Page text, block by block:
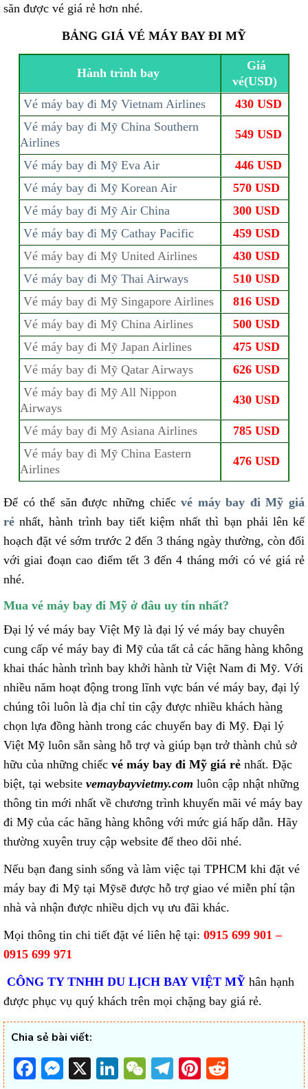
săn được vé giá rẻ hơn nhé.
BẢNG GIÁ VÉ MÁY BAY ĐI MỸ
Hành trình bay
Giá
vé(USD)
Vé máy bay đi Mỹ Vietnam Airlines
430 USD
Vé máy bay đi Mỹ China Southern
Airlines
549 USD
Vé máy bay đi Mỹ Eva Air
446 USD
Vé máy bay đi Mỹ Korean Air
570 USD
Vé máy bay đi Mỹ Air China
300 USD
Vé máy bay đi Mỹ Cathay Pacific
459 USD
Vé máy bay đi Mỹ United Airlines
430 USD
Vé máy bay đi Mỹ Thai Airways
510 USD
Vé máy bay đi Mỹ Singapore Airlines
816 USD
Vé máy bay đi Mỹ China Airlines
500 USD
Vé máy bay đi Mỹ Japan Airlines
475 USD
Vé máy bay đi Mỹ Qatar Airways
626 USD
Vé máy bay đi Mỹ All Nippon
Airways
430 USD
Vé máy bay đi Mỹ Asiana Airlines
785 USD
Vé máy bay đi Mỹ China Eastern
Airlines
476 USD
Để có thể săn được những chiếcvé máy bay đi Mỹ giá
rẻ nhất, hành trình bay tiết kiệm nhất thì bạn phải lên kế
hoạch đặt vé sớm trước 2 đến 3 tháng ngày thường, còn đối
với giai đoạn cao điểm tết 3 đến 4 tháng mới có vé giá rẻ
nhé.
Mua vé máy bay đi Mỹ ở đâu uy tín nhất?
Đại lý vé máy bay Việt Mỹ là đại lý vé máy bay chuyên
cung cấp vé máy bay đi Mỹ của tất cả các hãng hàng không
khai thác hành trình bay khởi hành từ Việt Nam đi Mỹ. Với
nhiều năm hoạt động trong lĩnh vực bán vé máy bay, đại lý
chúng tôi luôn là địa chỉ tin cậy được nhiều khách hàng
chọn lựa đồng hành trong các chuyến bay đi Mỹ. Đại lý
Việt Mỹ luôn sẵn sàng hỗ trợ và giúp bạn trở thành chủ sở
hữu của những chiếc vé máy bay đi Mỹ giá rẻ nhất. Đặc
biệt, tại website vemaybayvietmy.com luôn cập nhật những
thông tin mới nhất về chương trình khuyến mãi vé máy bay
đi Mỹ của các hãng hàng không với mức giá hấp dẫn. Hãy
thường xuyên truy cập website để theo dõi nhé.
Nếu bạn đang sinh sống và làm việc tại TPHCM khi đặt vé
máy bay đi Mỹ tại Mỹsẽ được hỗ trợ giao vé miễn phí tận
nhà và nhận được nhiều dịch vụ ưu đãi khác.
Mọi thông tin chi tiết đặt vé liên hệ tại: 0915 699 901 –
0915 699 971
CÔNG TY TNHH DU LỊCH BAY VIỆT MỸ hân hạnh
được phục vụ quý khách trên mọi chặng bay giá rẻ.
Chia sẻ bài viết:
Facebook
Messenger
X LinkedIn
WeChat
Telegram
Pinterest